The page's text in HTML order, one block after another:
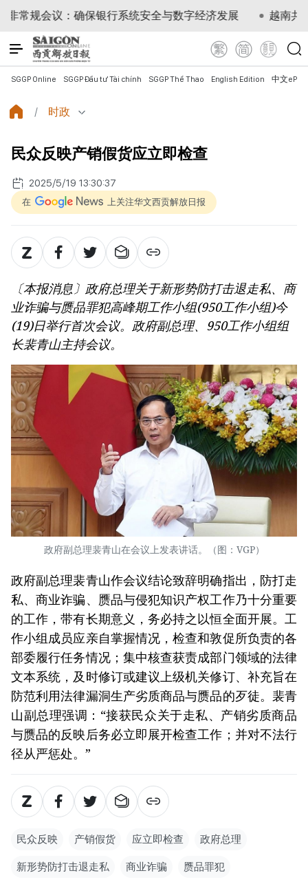
议：确保银行系统安全与数字经济发展 越南共产党中
SGGP Online SGGP Đầu tư Tài chính SGGP Thể Thao English Edition 中文
时政
民众反映产销假货应立即检查
2025/5/19 13:30:37
在 上关注华文西贡解放日报
〔本报消息〕政府总理关于新形势防打击退走私、商
业诈骗与赝品罪犯高峰期工作小组(950工作小组)今
(19)日举行首次会议。政府副总理、950工作小组组
长裴青山主持会议。
政府副总理裴青山在会议上发表讲话。（图：VGP）
政府副总理裴青山作会议结论致辞明确指出，防打走
私、商业诈骗、赝品与侵犯知识产权工作乃十分重要
的工作，带有长期意义，务必持之以恒全面开展。工
作小组成员应亲自掌握情况，检查和敦促所负责的各
部委履行任务情况；集中核查获责成部门领域的法律
文本系统，及时修订或建议上级机关修订、补充旨在
防范利用法律漏洞生产劣质商品与赝品的歹徒。裴青
山副总理强调：“接获民众关于走私、产销劣质商品
与赝品的反映后务必立即展开检查工作；并对不法行
径从严惩处。”
民众反映 产销假货 应立即检查 政府总理
新形势防打击退走私 商业诈骗 赝品罪犯